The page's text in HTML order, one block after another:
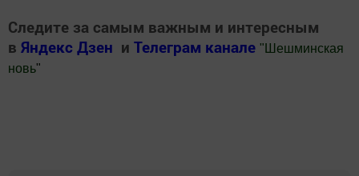
Следите за самым важным и интересным
в Яндекс Дзен и Телеграм канале " Шешминская
новь"